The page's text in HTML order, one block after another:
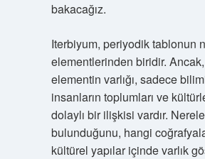
bakacağız.
Iterbiyum, periyodik tablonun
elementlerinden biridir.
elementin varlığı, sadece
insanların toplumları ve
dolaylı bir ilişkisi vardır.
bulunduğunu, hangi
kültürel yapılar içinde varlık